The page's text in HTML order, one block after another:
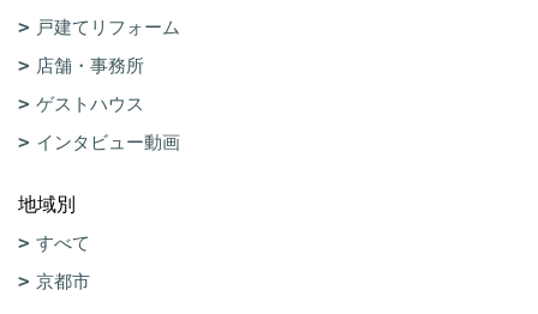
戸建てリフォーム
店舗・事務所
ゲストハウス
インタビュー動画
地域別
すべて
京都市